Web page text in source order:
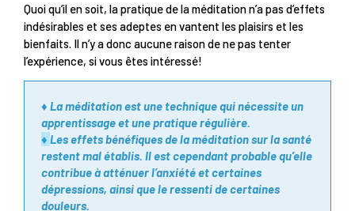
Quoi qu’il en soit, la pratique de la méditation n’a pas d’effets
indésirables et ses adeptes en vantent les plaisirs et les
bienfaits. Il n’y a donc aucune raison de ne pas tenter
l’expérience, si vous êtes intéressé!
♦ La méditation est une technique qui nécessite un
apprentissage et une pratique régulière.
♦ Les effets bénéfiques de la méditation sur la santé
restent mal établis. Il est cependant probable qu’elle
contribue à atténuer l’anxiété et certaines
dépressions, ainsi que le ressenti de certaines
douleurs.